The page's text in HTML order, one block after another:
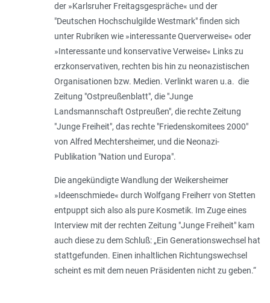
der »Karlsruher Freitagsgespräche« und der
"Deutschen Hochschulgilde Westmark" finden sich
unter Rubriken wie »interessante Querverweise« oder
»Interessante und konservative Verweise« Links zu
erzkonservativen, rechten bis hin zu neonazistischen
Organisationen bzw. Medien. Verlinkt waren u.a. die
Zeitung "Ostpreußenblatt", die "Junge
Landsmannschaft Ostpreußen", die rechte Zeitung
"Junge Freiheit", das rechte "Friedenskomitees 2000"
von Alfred Mechtersheimer, und die Neonazi-
Publikation "Nation und Europa".
Die angekündigte Wandlung der Weikersheimer
»Ideenschmiede« durch Wolfgang Freiherr von Stetten
entpuppt sich also als pure Kosmetik. Im Zuge eines
Interview mit der rechten Zeitung "Junge Freiheit" kam
auch diese zu dem Schluß: „Ein Generationswechsel hat
stattgefunden. Einen inhaltlichen Richtungswechsel
scheint es mit dem neuen Präsidenten nicht zu geben.“